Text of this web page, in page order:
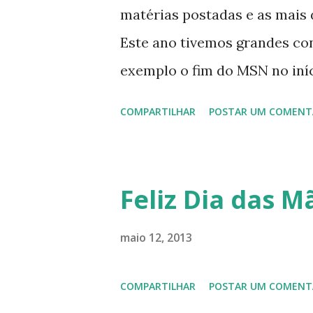
matérias postadas e as
Este ano tivemos grandes
exemplo o fim do MSN no
Latinoware, a Microsoft
lançamento do Windows 8 e
em 2013 possamos estar
COMPARTILHAR POSTAR UM
Feliz Dia das
maio 12, 2013
COMPARTILHAR POSTAR UM